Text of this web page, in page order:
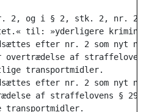
2, og i § 2, stk. 2, nr. 2,
til: »yderligere
efter nr. 2 som nyt
overtrædelse af straffelovens
transportmidler.
efter nr. 2 som nyt
af straffelovens § 291
transportmidler.